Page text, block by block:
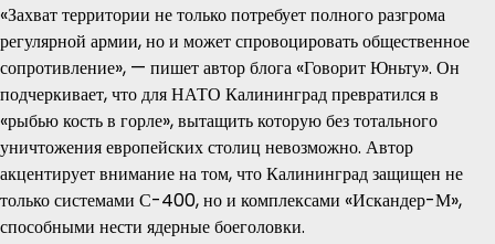
«Захват территории не только потребует полного разгрома
регулярной армии, но и может спровоцировать общественное
сопротивление», — пишет автор блога «Говорит Юньту». Он
подчеркивает, что для НАТО Калининград превратился в
«рыбью кость в горле», вытащить которую без тотального
уничтожения европейских столиц невозможно. Автор
акцентирует внимание на том, что Калининград защищен не
только системами С-400, но и комплексами «Искандер-М»,
способными нести ядерные боеголовки.